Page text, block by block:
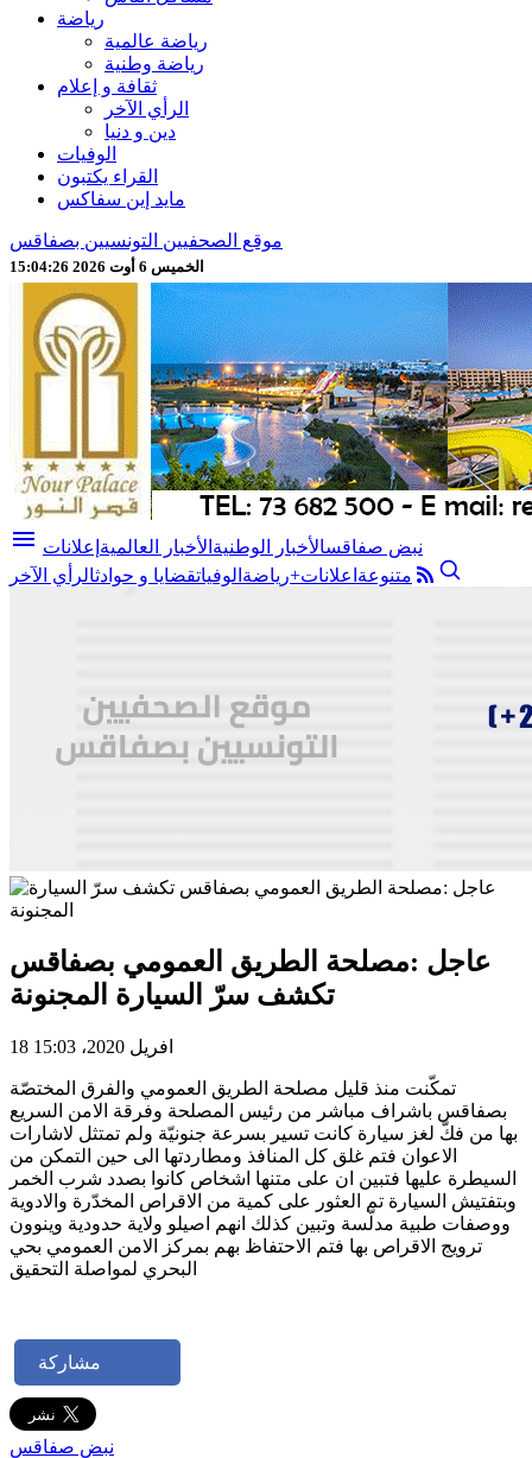
رياضة
رياضة عالمية
رياضة وطنية
ثقافة و إعلام
الرأي الآخر
دين و دنيا
الوفيات
القراء يكتبون
مايد إين سفاكس
موقع الصحفيين التونسيين بصفاقس
الخميس 6 أوت 2026 15:04:28
menu نبض صفاقسالأخبار الوطنية الأخبار العالمية إعلانات
متنوعة اعلانات+رياضة الوفياتقضايا و حوادثالرأي الآخر
عاجل :مصلحة الطريق العمومي بصفاقس
تكشف سرّ السيارة المجنونة
18 افريل 2020، 15:03
تمكّنت منذ قليل مصلحة الطريق العمومي والفرق المختصّة
بصفاقس باشراف مباشر من رئيس المصلحة وفرقة الامن السريع
بها من فكّ لغز سيارة كانت تسير بسرعة جنونيّة ولم تمتثل لاشارات
الاعوان فتم غلق كل المنافذ ومطاردتها الى حين التمكن من
السيطرة عليها فتبين ان على متنها اشخاص كانوا بصدد شرب الخمر
وبتفتيش السيارة تم العثور على كمية من الاقراص المخدّرة والادوية
ووصفات طبية مدلّسة وتبين كذلك انهم اصيلو ولاية حدودية وينوون
ترويج الاقراص بها فتم الاحتفاظ بهم بمركز الامن العمومي بحي
البحري لمواصلة التحقيق
مشاركة
نبض صفاقس